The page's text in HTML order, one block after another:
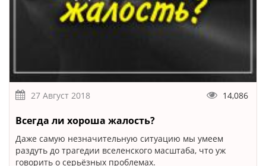
27 Август 2018 14,086
Всегда ли хороша жалость?
Даже самую незначительную ситуацию мы умеем
раздуть до трагедии вселенского масштаба, что уж
говорить о серьёзных проблемах.